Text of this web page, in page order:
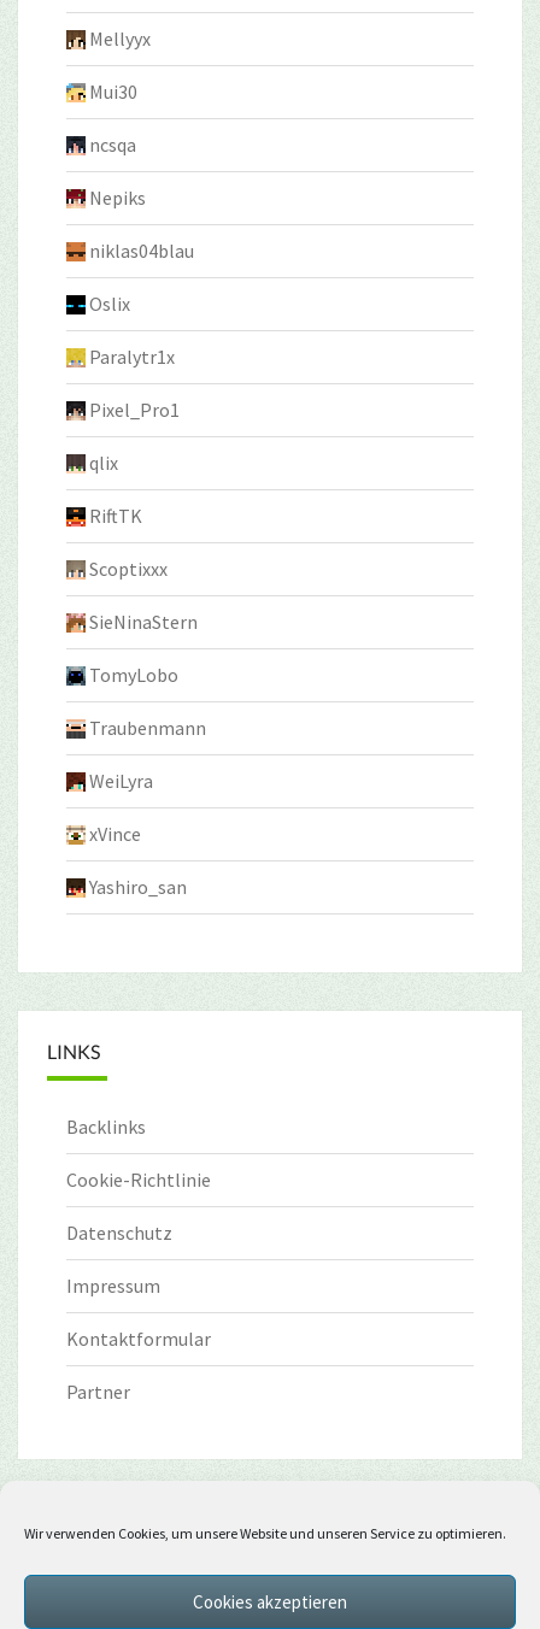
Wir verwenden Cookies, um unsere Website und unseren Service zu optimieren.
Cookies akzeptieren
Mellyyx
Mui30
ncsqa
Nepiks
niklas04blau
Oslix
Paralytr1x
Pixel_Pro1
qlix
RiftTK
Scoptixxx
SieNinaStern
TomyLobo
Traubenmann
WeiLyra
xVince
Yashiro_san
LINKS
Backlinks
Cookie-Richtlinie
Datenschutz
Impressum
Kontaktformular
Partner